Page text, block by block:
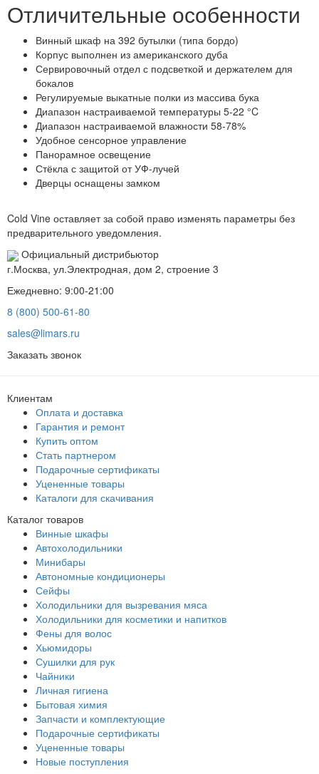
Отличительные особенности
Винный шкаф на 392 бутылки (типа бордо)
Корпус выполнен из американского дуба
Сервировочный отдел с подсветкой и держателем для
бокалов
Регулируемые выкатные полки из массива бука
Диапазон настраиваемой температуры 5-22 °C
Диапазон настраиваемой влажности 58-78%
Удобное сенсорное управление
Панорамное освещение
Стёкла с защитой от УФ-лучей
Дверцы оснащены замком
Cold Vine оставляет за собой право изменять параметры без
предварительного уведомления.
Официальный дистрибьютор
г.Москва, ул.Электродная, дом 2, строение 3
Ежедневно: 9:00-21:00
8 (800) 500-61-80
sales@limars.ru
Заказать звонок
Клиентам
Оплата и доставка
Гарантия и ремонт
Купить оптом
Стать партнером
Подарочные сертификаты
Уцененные товары
Каталоги для скачивания
Каталог товаров
Винные шкафы
Автохолодильники
Минибары
Автономные кондиционеры
Сейфы
Холодильники для вызревания мяса
Холодильники для косметики и напитков
Фены для волос
Хьюмидоры
Сушилки для рук
Чайники
Личная гигиена
Бытовая химия
Запчасти и комплектующие
Подарочные сертификаты
Уцененные товары
Новые поступления